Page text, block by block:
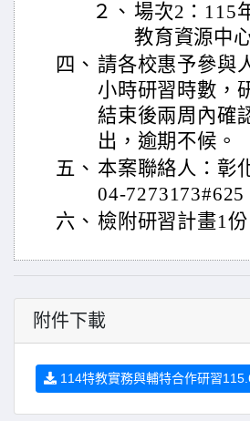
２、 場次2：115
教育資源中
四、 請各校惠予參與
小時研習時數，
結束後兩周內確
出，逾期不候。
五、 本案聯絡人：彰
04-7273173#625
六、 檢附研習計畫1份
附件下載
114特教實務與輔特合作研習